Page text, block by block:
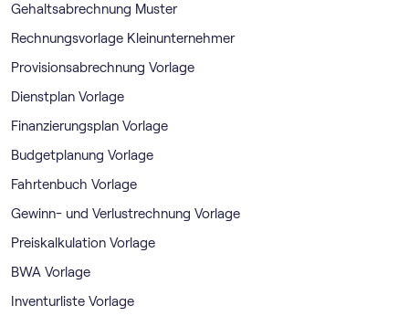
Gehaltsabrechnung Muster
Rechnungsvorlage Kleinunternehmer
Provisionsabrechnung Vorlage
Dienstplan Vorlage
Finanzierungsplan Vorlage
Budgetplanung Vorlage
Fahrtenbuch Vorlage
Gewinn- und Verlustrechnung Vorlage
Preiskalkulation Vorlage
BWA Vorlage
Inventurliste Vorlage